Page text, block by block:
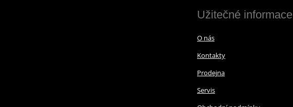
Užitečné informace
O nás
Kontakty
Prodejna
Servis